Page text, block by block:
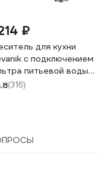
₽
для кухни
с подключением
питьевой воды
(316)